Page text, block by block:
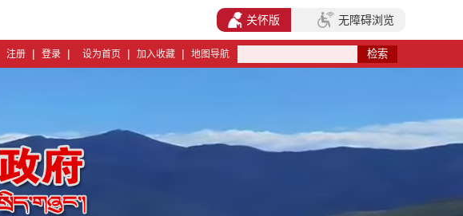
注册 | 登录 | 设为首页 | 加入收藏 | 地图导航
关怀版 无障碍浏览